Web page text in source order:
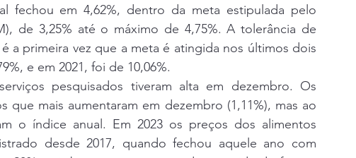
fechou em 4,62%, dentro da meta estipulada pelo
de 3,25% até o máximo de 4,75%. A tolerância de
a primeira vez que a meta é atingida nos últimos dois
e em 2021, foi de 10,06%.
pesquisados tiveram alta em dezembro. Os
mais aumentaram em dezembro (1,11%), mas ao
o índice anual. Em 2023 os preços dos alimentos
desde 2017, quando fechou aquele ano com